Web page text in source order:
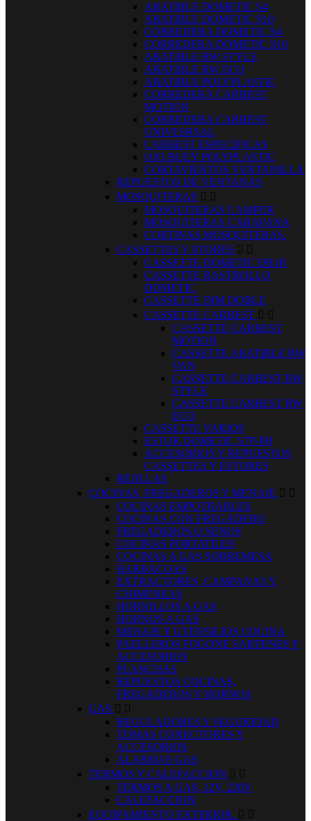
ABATIBLE DOMETIC S4
ABATIBLE DOMETIC S10
CORREDERA DOMETIC S4
CORREDERA DOMETIC S10
ABATIBLE RW STYLE
ABATIBLE RW ECO
ABATIBLE POLYPLASTIC
CORREDERA CARBEST
MOTION
CORREDERA CARBEST
UNIVESRSAL
CARBEST ESPECIFICAS
OJO BUEY POLYPLASTIC
CORTAVIENTOS VENTANILLA
REPUESTOS DE VENTANAS
MOSQUITERAS  
MOSQUITERAS CAMPER
MOSQUITERAS CARAVANA
CORTINAS MOSQUITERAS.
CASSETTES Y STORES  
CASSETTE DOMETIC DB1R
CASSETTE RASTROLLO
DOMETIC
CASSETTE DIM DOBLE
CASSETTE CARBEST  
CASSETTE CARBEST
MOTION
CASSETTE ABATIBLE RW
VAN
CASSETTE CARBEST RW
STYLE
CASSETTE CARBEST RW
ECO
CASSETTE VARIOS
ESTOR DOMETIC S7P-PB
ACCESORIOS Y REPUESTOS
CASSETTES Y ESTORES
REJILLAS
COCINAS, FREGADEROS Y MENAJE  
COCINAS EMPOTRABLES
COCINAS CON FREGADERO
FREGADEROS O SENOS
COCINAS PORTATILES
COCINAS A GAS SOBREMESA
BARBACOAS
EXTRACTORES, CAMPANAS Y
CHIMENEAS
HORNILLOS A GAS
HORNOS A GAS
MENAJE Y UTENSILIOS COCINA
PAELLEROS FOGONE SARTENES Y
ACCESORIOS
PLANCHAS
REPUESTOS COCINAS,
FREGADEROS Y HORNOS
GAS  
REGULADORES Y SEGURIDAD
TOMAS CONECTORES Y
ACCESORIOS
ALARMAS GAS
TERMOS Y CALEFACCION  
TERMOS A GAS, 12V, 220V
CALEFACCION
EQUIPAMIENTO EXTERIOR.  